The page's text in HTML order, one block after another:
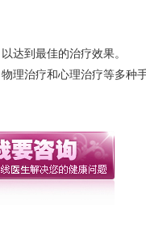
达到最佳的治疗效果。
理治疗和心理治疗等多种